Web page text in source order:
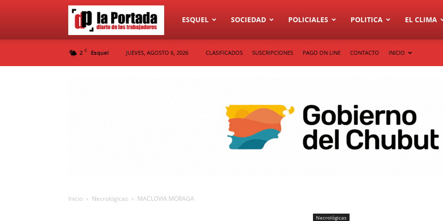
Diario
La
ESQUEL SOCIEDAD POLICIALES POLITICA EL CLIMA
2 C Esquel JUEVES, AGOSTO 6, 2026 CLASIFICADOS SUSCRIPCIONES PAGO ON LINE CONTACTO INICIO
Inicio Necrológicas MACLOVIA MORAGA
Necrológicas